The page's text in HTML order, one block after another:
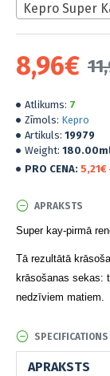
Atlikums: 7
Zīmols: Kepro
Artikuls: 19979
Weight:
PRO CENA: 5,21€
8,96€
APRAKSTS
Super kay-pirmā
Tā rezultātā
krāsošanas sekas:
nedzīviem matiem
SPECIFICATIONS
APRAKSTS